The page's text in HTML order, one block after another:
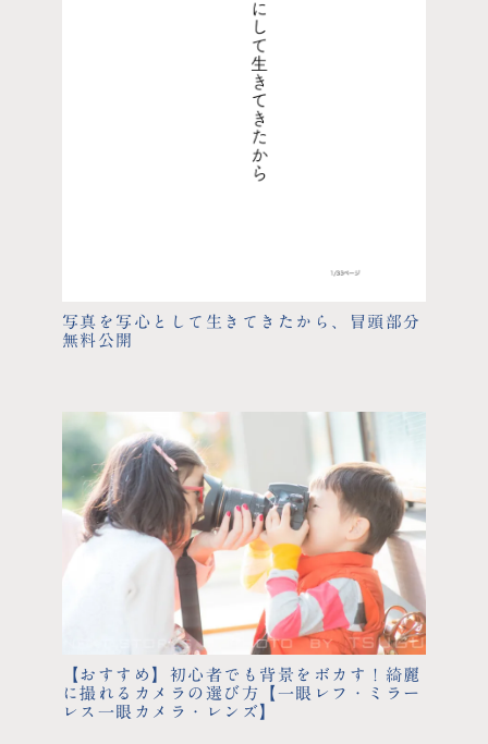
写真を写心として生きてきたから、冒頭部分
無料公開
【おすすめ】初心者でも背景をボカす！綺麗
に撮れるカメラの選び方【一眼レフ・ミラー
レス一眼カメラ・レンズ】